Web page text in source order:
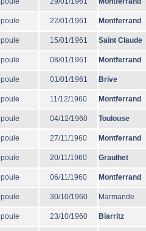
poule 22/01/1961 Montferrand
poule 15/01/1961 Saint Claude
poule 08/01/1961 Montferrand
poule 01/01/1961 Brive
poule 11/12/1960 Montferrand
poule 04/12/1960 Toulouse
poule 27/11/1960 Montferrand
poule 20/11/1960 Graulhet
poule 06/11/1960 Montferrand
poule 30/10/1960 Marmande
poule 23/10/1960 Biarritz